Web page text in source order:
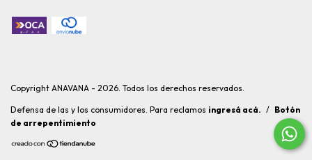
Copyright ANAVANA - 2026. Todos los derechos reservados.
Defensa de las y los consumidores. Para reclamos ingresá acá. / Botón
de arrepentimiento